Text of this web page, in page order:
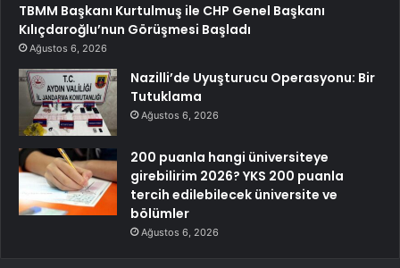
TBMM Başkanı Kurtulmuş ile CHP Genel Başkanı
Kılıçdaroğlu’nun Görüşmesi Başladı
Ağustos 6, 2026
Nazilli’de Uyuşturucu Operasyonu: Bir
Tutuklama
Ağustos 6, 2026
200 puanla hangi üniversiteye
girebilirim 2026? YKS 200 puanla
tercih edilebilecek üniversite ve
bölümler
Ağustos 6, 2026